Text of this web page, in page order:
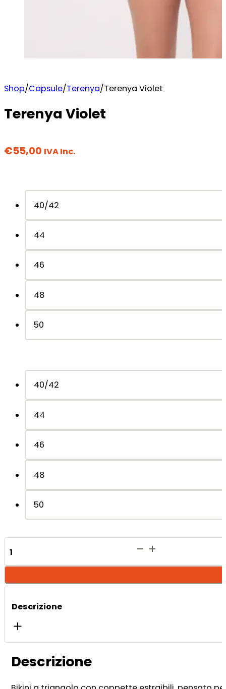
Shop/Capsule/Terenya/Terenya Violet
Terenya Violet
€55,00 IVA Inc.
40/42
44
46
48
50
40/42
44
46
48
50
Terenya
Descrizione
Descrizione